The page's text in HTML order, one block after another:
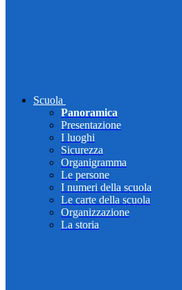
Scuola
Panoramica
Presentazione
I luoghi
Sicurezza
Organigramma
Le persone
I numeri della scuola
Le carte della scuola
Organizzazione
La storia